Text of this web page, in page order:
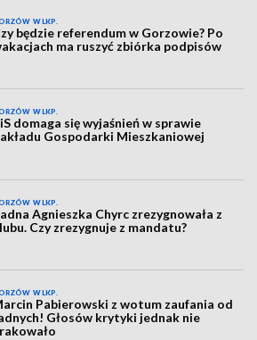
WLKP.
będzie referendum w Gorzowie? Po
ma ruszyć zbiórka podpisów
WLKP.
domaga się wyjaśnień w sprawie
Gospodarki Mieszkaniowej
WLKP.
Agnieszka Chyrc zrezygnowała z
Czy zrezygnuje z mandatu?
WLKP.
Pabierowski z wotum zaufania od
Głosów krytyki jednak nie